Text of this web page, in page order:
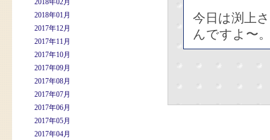
2018年02月
2018年01月
2017年12月
2017年11月
2017年10月
2017年09月
2017年08月
2017年07月
2017年06月
2017年05月
2017年04月
今日は渕上
んですよ〜